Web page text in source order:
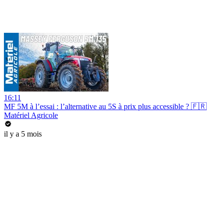
16:11
MF 5M à l’essai : l’alternative au 5S à prix plus accessible ? 🇫🇷
Matériel Agricole
il y a 5 mois